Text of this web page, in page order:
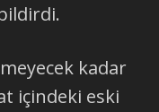
kadar
içindeki eski